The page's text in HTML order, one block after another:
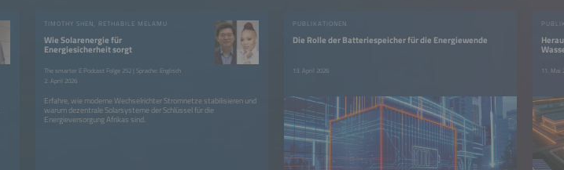
TIMOTHY SHEN, RETHABILE MELAMU
Wie Solarenergie für
Energiesicherheit sorgt
The smarter E Podcast Folge 252 | Sprache: Englisch
2. April 2026
Erfahre, wie moderne Wechselrichter Stromnetze stabilisieren und
warum dezentrale Solarsysteme der Schlüssel für die
Energieversorgung Afrikas sind.
PUBLIKATIONEN
Die Rolle der Batteriespeicher für die Energiewende
13. April 2026 11. Mai